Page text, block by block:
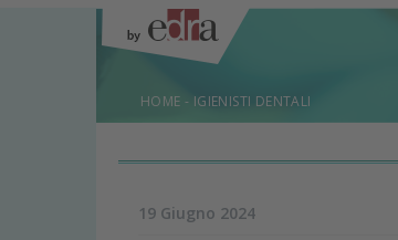
HOME - IGIENISTI DENTALI
19 Giugno 2024